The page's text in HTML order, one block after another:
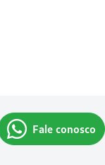
Fale conosco